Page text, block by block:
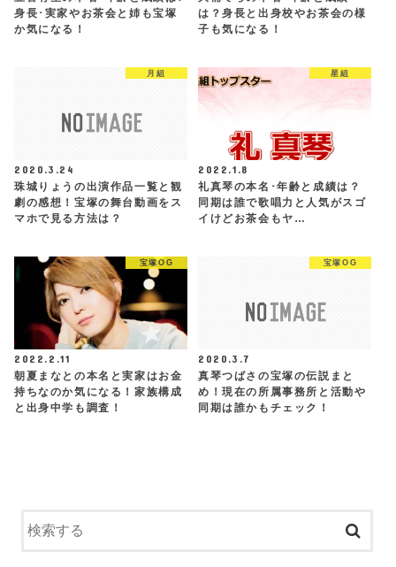
身長･実家やお茶会と姉も宝塚
か気になる！
は？身長と出身校やお茶会の様
子も気になる！
月組
2020.3.24
珠城りょうの出演作品一覧と観
劇の感想！宝塚の舞台動画をス
マホで見る方法は？
星組
2022.1.8
礼真琴の本名･年齢と成績は？
同期は誰で歌唱力と人気がスゴ
イけどお茶会もヤ…
宝塚OG
2022.2.11
朝夏まなとの本名と実家はお金
持ちなのか気になる！家族構成
と出身中学も調査！
宝塚OG
2020.3.7
真琴つばさの宝塚の伝説まと
め！現在の所属事務所と活動や
同期は誰かもチェック！